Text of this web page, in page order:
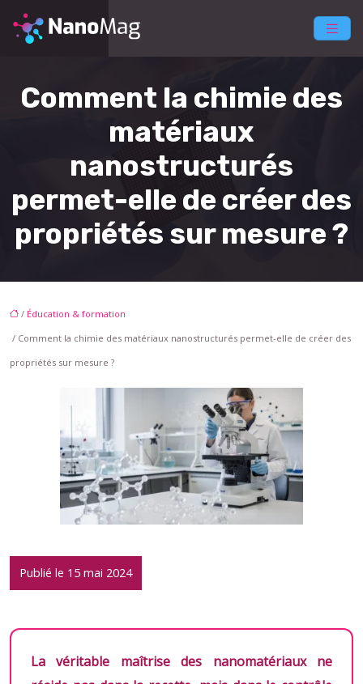
Comment la chimie des
matériaux
nanostructurés
permet-elle de créer des
propriétés sur mesure ?
/ Éducation & formation
/ Comment la chimie des matériaux nanostructurés permet-elle de créer des
propriétés sur mesure ?
Publié le 15 mai 2024
La véritable maîtrise des nanomatériaux ne